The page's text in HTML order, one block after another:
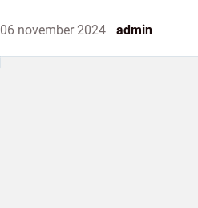
06 november 2024 admin